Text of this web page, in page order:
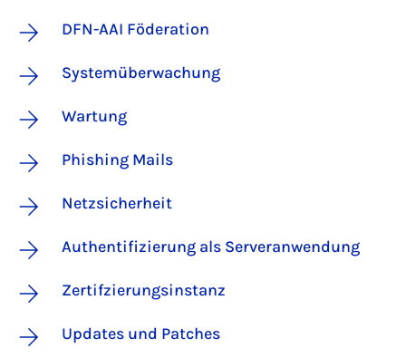
DFN-AAI Fö­de­ra­ti­on
Systemüberwachung
Wartung
Phishing Mails
Netzsicherheit
Authentifizierung als Serveranwendung
Zertifzierungsinstanz
Updates und Patches